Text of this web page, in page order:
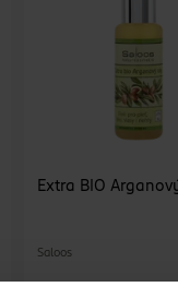
Extra BIO
Saloos